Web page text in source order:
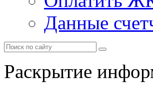
Данные
Раскрытие